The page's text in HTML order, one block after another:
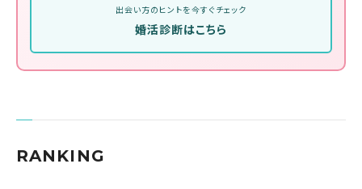
出会い方のヒントを今すぐチェック
婚活診断はこちら
RANKING